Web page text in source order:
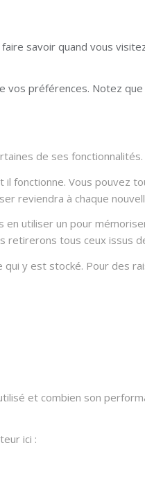
savoir quand vous
préférences. Notez
de ses fonctionnalités.
fonctionne. Vous pouvez
reviendra à chaque
utiliser un pour
retirerons tous ceux issus
y est stocké. Pour des
et combien son
ici :